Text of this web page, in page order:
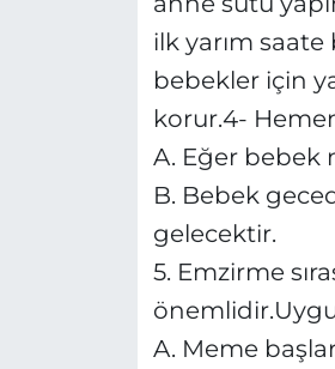
ilk yarım saate
bebekler için
korur.4-
A. Eğer bebek
B. Bebek
gelecektir.
5. Emzirme
A. Meme